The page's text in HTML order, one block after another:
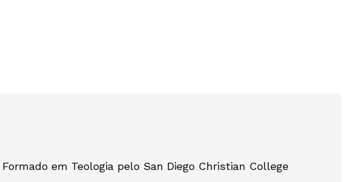
em Teologia pelo San Diego Christian College